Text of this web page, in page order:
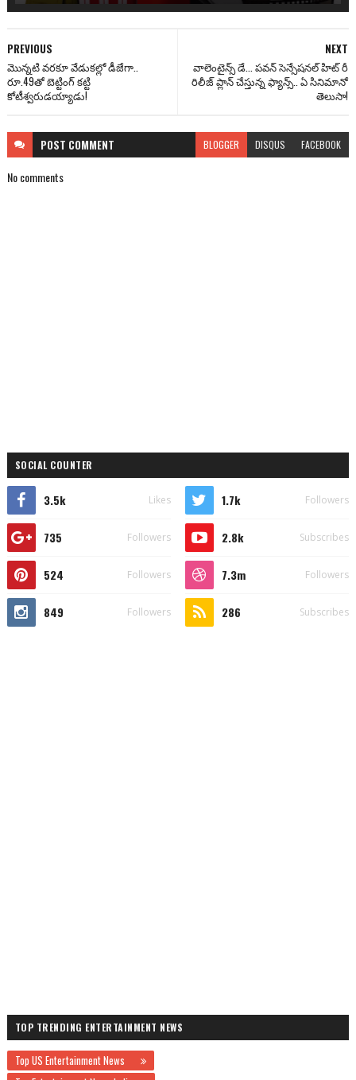
NEXT
వాలెంటైన్స్ డే... పవన్ సెన్సేషనల్ హిట్ రీ
రిలీజ్ ప్లాన్ చేస్తున్న ఫ్యాన్స్.. ఏ సినిమానో
తెలుసా!
PREVIOUS
మొన్నటి వరకూ వేడుకల్లో డీజేగా..
రూ.49తో బెట్టింగ్ కట్టి
కోటీశ్వరుడయ్యాడు!
POST COMMENT BLOGGER DISQUS FACEBOOK
No comments
SOCIAL COUNTER
3.5k Likes 1.7k Followers
735 Followers 2.8k Subscribes
524 Followers 7.3m Followers
849 Followers 286 Subscribes
TOP TRENDING ENTERTAINMENT NEWS
Top US Entertainment News